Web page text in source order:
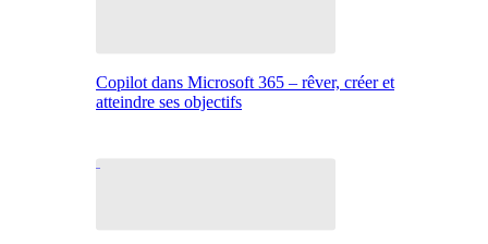
Copilot dans Microsoft 365 – rêver, créer et
atteindre ses objectifs